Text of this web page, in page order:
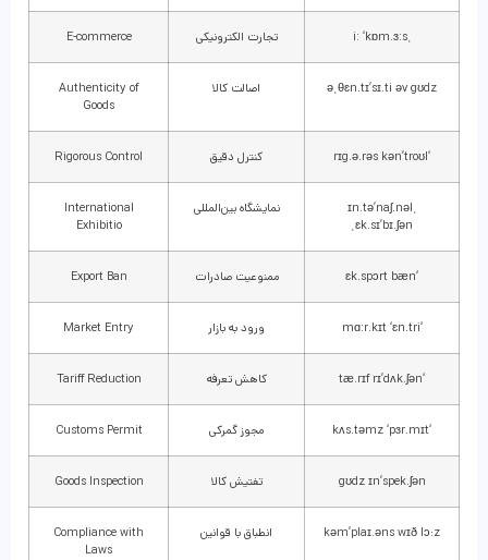
ˌiː ‘kɒm.ɜːs تجارت الکترونیکی E-commerce
əˌθɛn.tɪ’sɪ.ti əv gʊdz اصالت کالا
Authenticity of
Goods
‘rɪg.ə.rəs kən’troʊl کنترل دقیق Rigorous Control
ˌɪn.tə’naʃ.nəl
ˌɛk.sɪ’bɪ.ʃən
نمایشگاه بین‌المللی
International
Exhibitio
‘ɛk.spɔrt bæn ممنوعیت صادرات Export Ban
‘mɑːr.kɪt ‘ɛn.tri ورود به بازار Market Entry
‘tæ.rɪf rɪ’dʌk.ʃən کاهش تعرفه Tariff Reduction
‘kʌs.təmz ‘pɜr.mɪt مجوز گمرکی Customs Permit
gʊdz ɪn’spek.ʃən تفتیش کالا Goods Inspection
kəm’plaɪ.əns wɪð lɔ:z انطباق با قوانین
Compliance with
Laws